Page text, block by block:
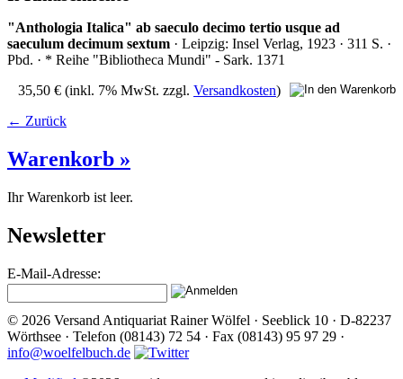
"Anthologia Italica" ab saeculo decimo tertio usque ad
saeculum decimum sextum · Leipzig: Insel Verlag, 1923 · 311 S. ·
Pbd. · * Reihe "Bibliotheca Mundi" - Sark. 1371
35,50 € (inkl. 7% MwSt. zzgl. Versandkosten)
← Zurück
Warenkorb »
Ihr Warenkorb ist leer.
Newsletter
E-Mail-Adresse:
© 2026 Versand Antiquariat Rainer Wölfel · Seeblick 10 · D-82237
Wörthsee · Telefon (08143) 72 54 · Fax (08143) 95 97 29 ·
info@woelfelbuch.de